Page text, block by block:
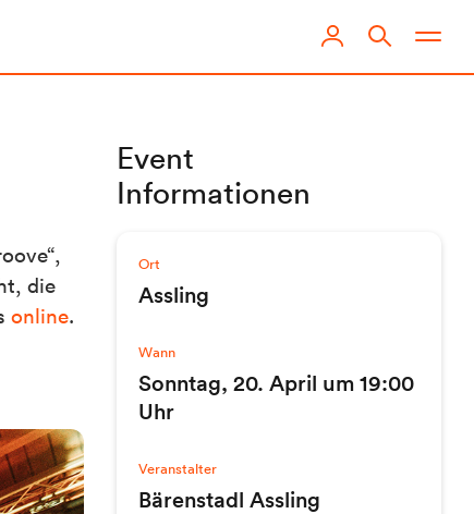
die
online.
Event
Informationen
Ort
Assling
Wann
Sonntag, 20. April um 19:00
Uhr
Veranstalter
Bärenstadl Assling